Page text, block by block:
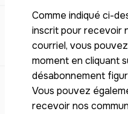
Comme indiqué ci-
inscrit pour recevoir
courriel, vous
moment en cliquant
désabonnement
Vous pouvez
recevoir nos